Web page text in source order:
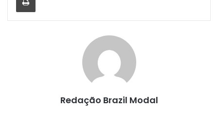
Redação Brazil Modal